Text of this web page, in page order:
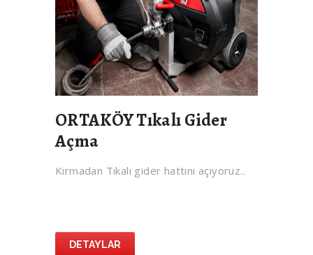
ORTAKÖY Tıkalı Gider
Açma
Kırmadan Tıkalı gider hattını açıyoruz..
DETAYLAR